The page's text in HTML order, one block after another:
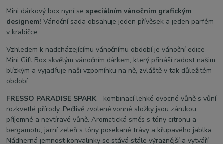
Mini dárkový box nyní se speciálním vánočním grafickým
designem! Vánoční sada obsahuje jeden přívěsek a jeden parfém
v krabičce.
Vzhledem k nadcházejícímu vánočnímu období je vánoční edice
Mini Gift Box skvělým vánočním dárkem, který přináší radost našim
blízkým a vyjadřuje naši vzpomínku na ně, zvláště v tak důležitém
období.
FRESSO PARADISE SPARK - kombinací lehké ovocné vůně s vůní
rozkvetlé přírody. Pečlivě zvolené vonné složky jsou zárukou
příjemné a nevtíravé vůně. Aromatická směs s tóny citronu a
bergamotu, jarní zeleň s tóny posekané trávy a křupavého jablka.
Nádherná jemnost konvalinky se stává stále výraznější a vytváří